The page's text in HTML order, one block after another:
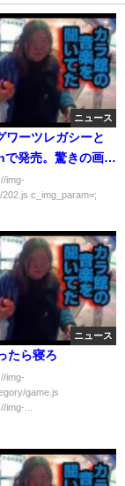
ニュース
ワーツレガシーと
で発売。驚きの画質
img-
c_img_param=;
ニュース
たら寝ろ
img-
game.js
img-...